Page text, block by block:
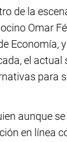
de la
Omar
Economía,
el actual
para
aunque
en línea